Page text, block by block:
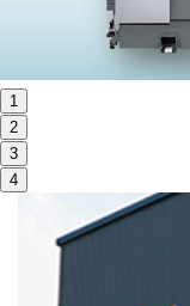
サステナビリティ
お問い合わせ
1
2
3
4